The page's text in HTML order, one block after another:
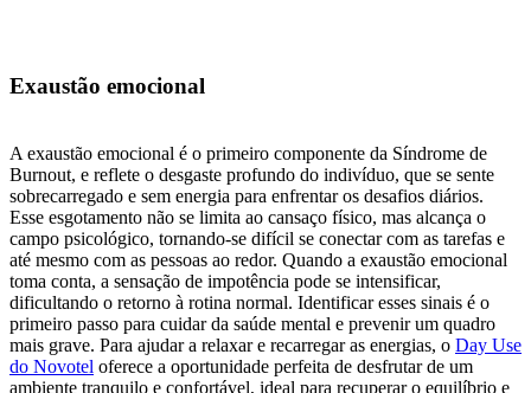
Exaustão emocional
A exaustão emocional é o primeiro componente da Síndrome de
Burnout, e reflete o desgaste profundo do indivíduo, que se sente
sobrecarregado e sem energia para enfrentar os desafios diários.
Esse esgotamento não se limita ao cansaço físico, mas alcança o
campo psicológico, tornando-se difícil se conectar com as tarefas e
até mesmo com as pessoas ao redor. Quando a exaustão emocional
toma conta, a sensação de impotência pode se intensificar,
dificultando o retorno à rotina normal. Identificar esses sinais é o
primeiro passo para cuidar da saúde mental e prevenir um quadro
mais grave. Para ajudar a relaxar e recarregar as energias, o Day Use
do Novotel oferece a oportunidade perfeita de desfrutar de um
ambiente tranquilo e confortável, ideal para recuperar o equilíbrio e